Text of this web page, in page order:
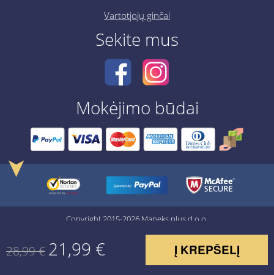
Vartotjojų ginčai
Sekite mus
Mokėjimo būdai
Copyright 2015-2026 Maneks plus d.o.o.
28,99€ 21,99 € Į KREPŠELĮ
➤